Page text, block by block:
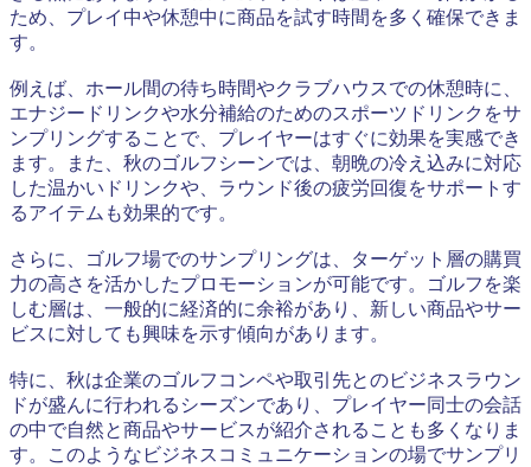
ため、プレイ中や休憩中に商品を試す時間を多く確保できま
す。
例えば、ホール間の待ち時間やクラブハウスでの休憩時に、
エナジードリンクや水分補給のためのスポーツドリンクをサ
ンプリングすることで、プレイヤーはすぐに効果を実感でき
ます。また、秋のゴルフシーンでは、朝晩の冷え込みに対応
した温かいドリンクや、ラウンド後の疲労回復をサポートす
るアイテムも効果的です。
さらに、ゴルフ場でのサンプリングは、ターゲット層の購買
力の高さを活かしたプロモーションが可能です。ゴルフを楽
しむ層は、一般的に経済的に余裕があり、新しい商品やサー
ビスに対しても興味を示す傾向があります。
特に、秋は企業のゴルフコンペや取引先とのビジネスラウン
ドが盛んに行われるシーズンであり、プレイヤー同士の会話
の中で自然と商品やサービスが紹介されることも多くなりま
す。このようなビジネスコミュニケーションの場でサンプリ